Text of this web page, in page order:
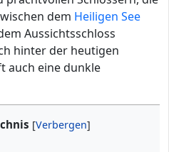
dem Heiligen See
Aussichtsschloss
hinter der heutigen
auch eine dunkle